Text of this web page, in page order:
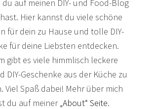
du auf meinen DIY- und Food-Blog
Hier kannst du viele schöne
für dein zu Hause und tolle DIY-
für deine Liebsten entdecken.
gibt es viele himmlisch leckere
DIY-Geschenke aus der Küche zu
Viel Spaß dabei! Mehr über mich
du auf meiner „About“ Seite.